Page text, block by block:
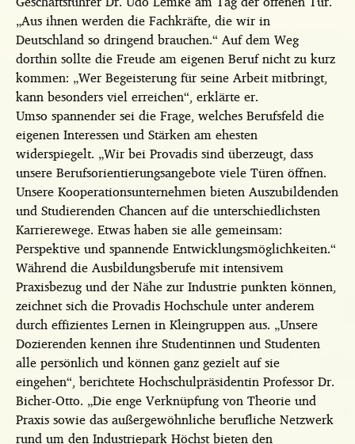
„Aus ihnen werden die Fachkräfte, die wir in
Deutschland so dringend brauchen.“ Auf dem Weg
dorthin sollte die Freude am eigenen Beruf nicht zu kurz
kommen: „Wer Begeisterung für seine Arbeit mitbringt,
kann besonders viel erreichen“, erklärte er.
Umso spannender sei die Frage, welches Berufsfeld die
eigenen Interessen und Stärken am ehesten
widerspiegelt. „Wir bei Provadis sind überzeugt, dass
unsere Berufsorientierungsangebote viele Türen öffnen.
Unsere Kooperationsunternehmen bieten Auszubildenden
und Studierenden Chancen auf die unterschiedlichsten
Karrierewege. Etwas haben sie alle gemeinsam:
Perspektive und spannende Entwicklungsmöglichkeiten.“
Während die Ausbildungsberufe mit intensivem
Praxisbezug und der Nähe zur Industrie punkten können,
zeichnet sich die Provadis Hochschule unter anderem
durch effizientes Lernen in Kleingruppen aus. „Unsere
Dozierenden kennen ihre Studentinnen und Studenten
alle persönlich und können ganz gezielt auf sie
eingehen“, berichtete Hochschulpräsidentin Professor Dr.
Bicher-Otto. „Die enge Verknüpfung von Theorie und
Praxis sowie das außergewöhnliche berufliche Netzwerk
rund um den Industriepark Höchst bieten den